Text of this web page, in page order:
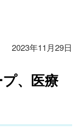
2023年11月29日
、医療